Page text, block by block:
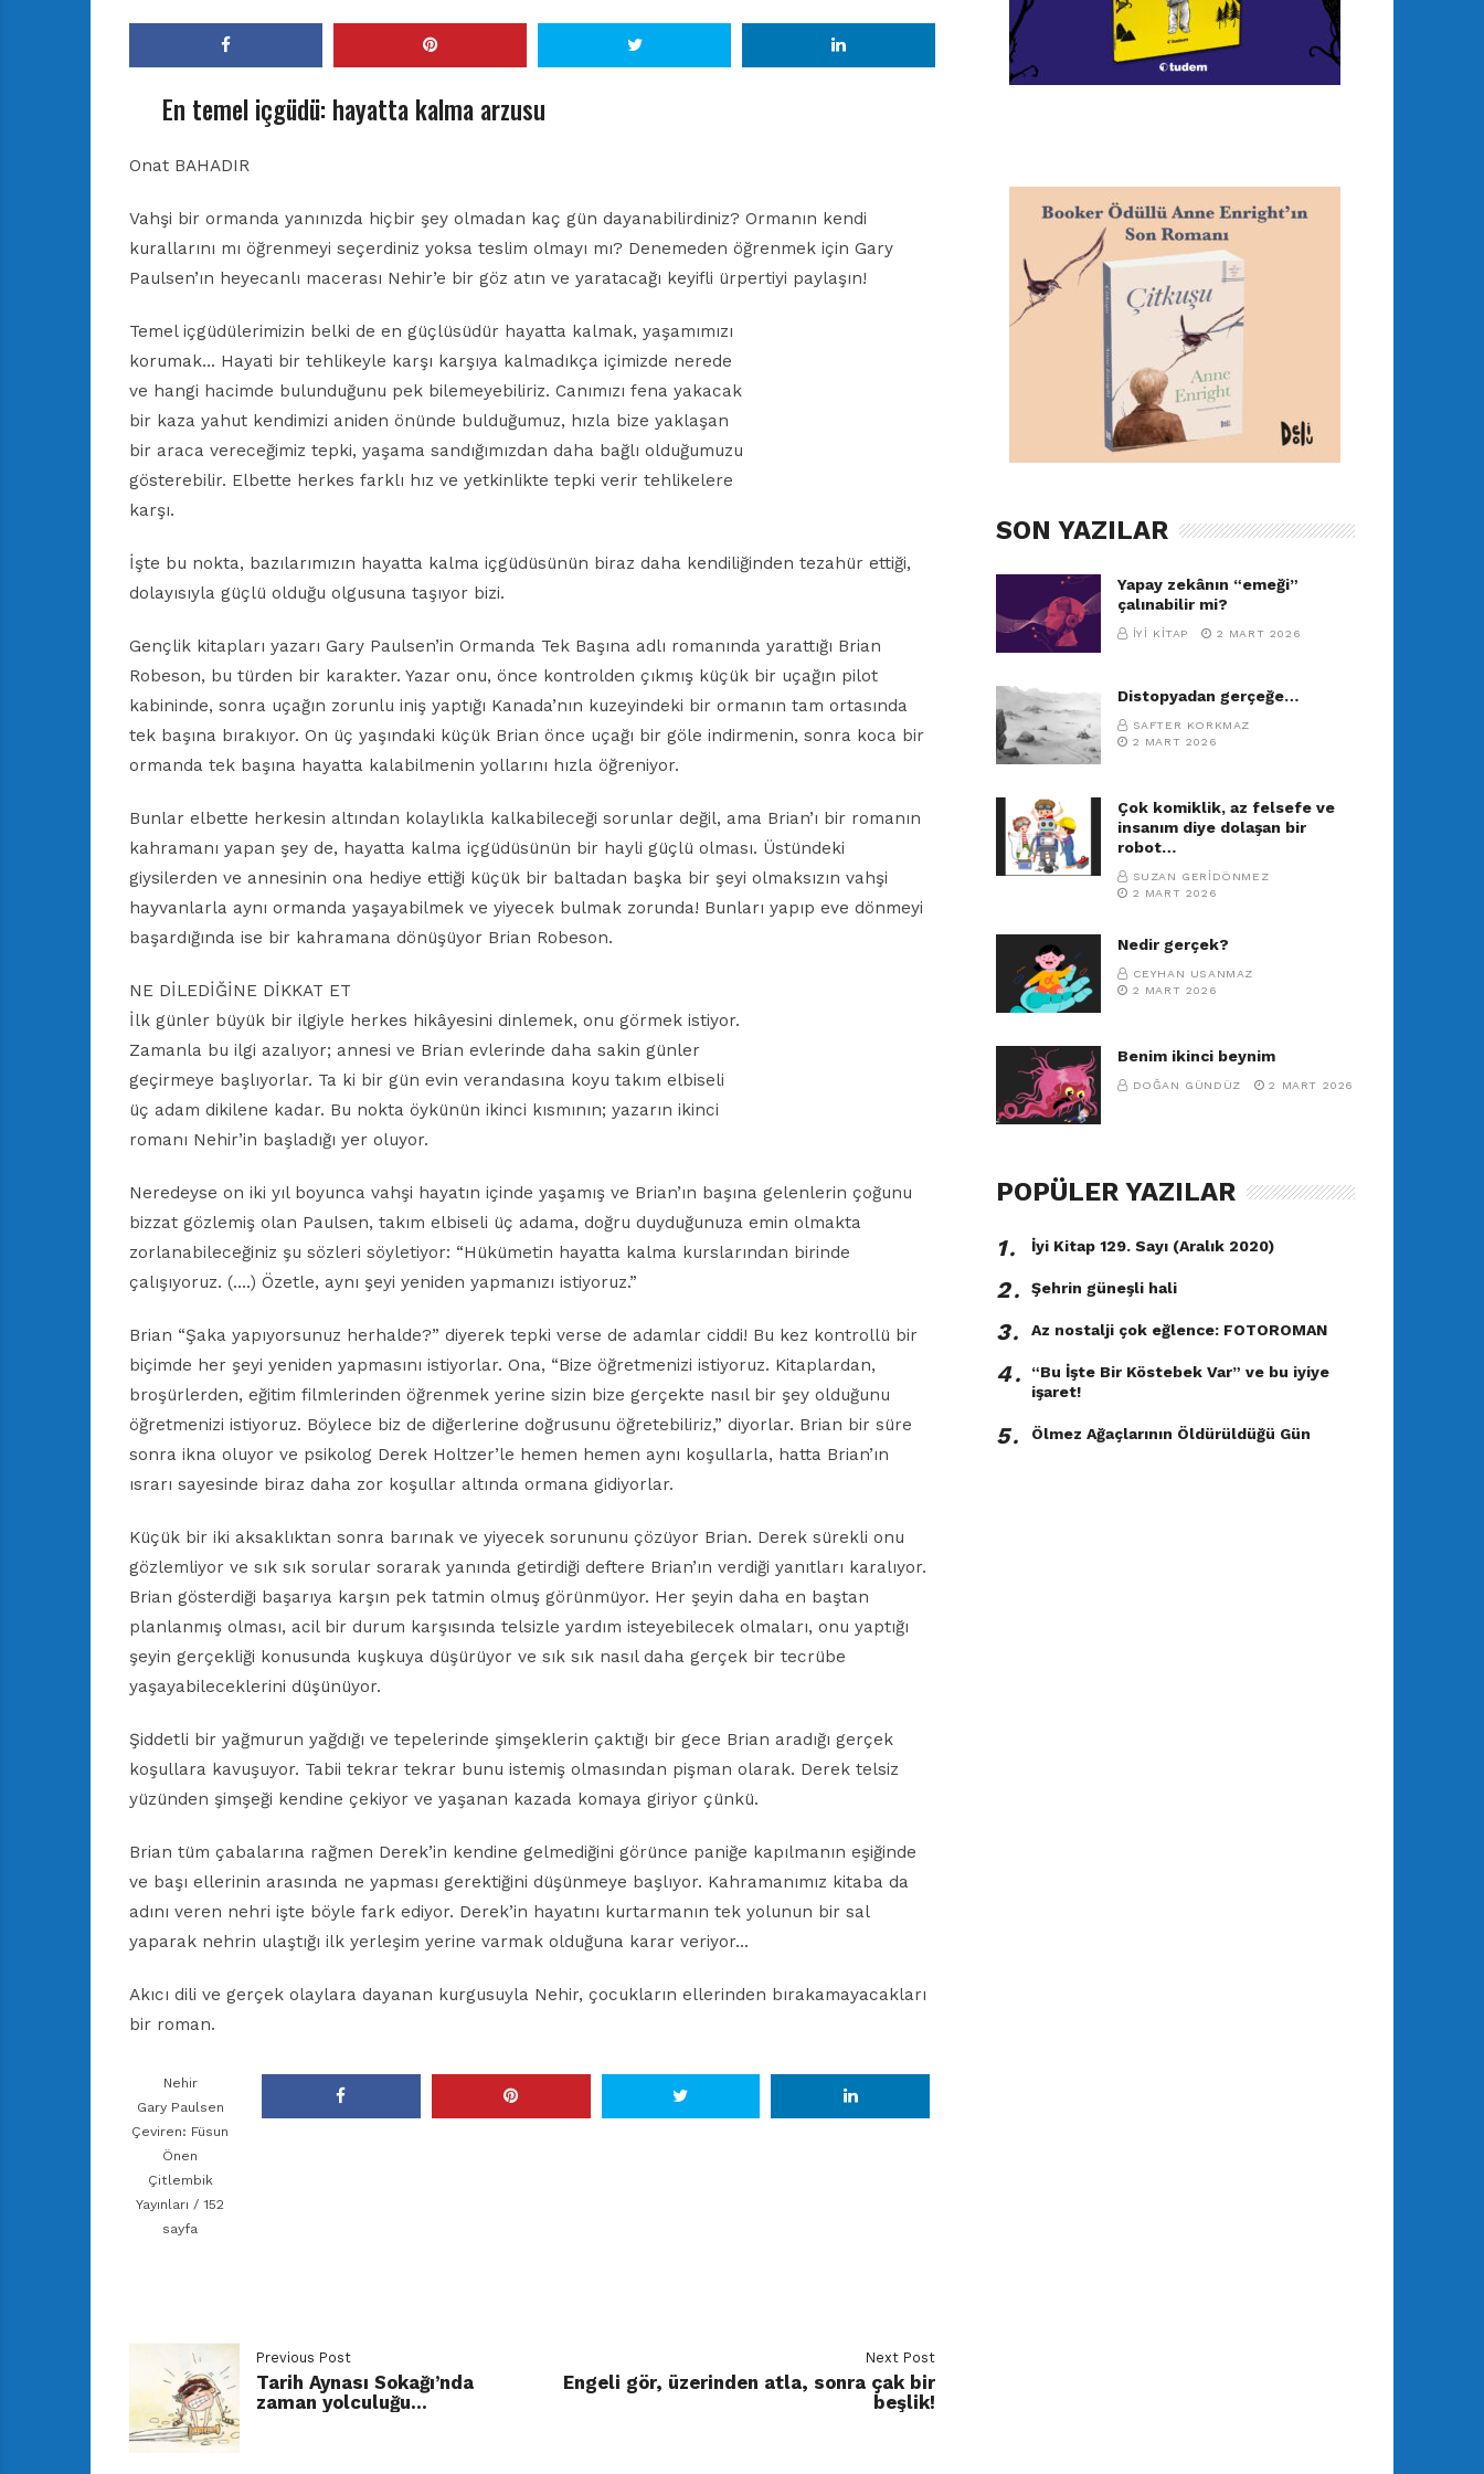
En temel içgüdü: hayatta kalma arzusu
Onat BAHADIR
Vahşi bir ormanda yanınızda hiçbir şey olmadan kaç gün dayanabilirdiniz? Ormanın kendi
kurallarını mı öğrenmeyi seçerdiniz yoksa teslim olmayı mı? Denemeden öğrenmek için Gary
Paulsen’ın heyecanlı macerası Nehir’e bir göz atın ve yaratacağı keyifli ürpertiyi paylaşın!
Temel içgüdülerimizin belki de en güçlüsüdür hayatta kalmak, yaşamımızı
korumak… Hayati bir tehlikeyle karşı karşıya kalmadıkça içimizde nerede
ve hangi hacimde bulunduğunu pek bilemeyebiliriz. Canımızı fena yakacak
bir kaza yahut kendimizi aniden önünde bulduğumuz, hızla bize yaklaşan
bir araca vereceğimiz tepki, yaşama sandığımızdan daha bağlı olduğumuzu
gösterebilir. Elbette herkes farklı hız ve yetkinlikte tepki verir tehlikelere
karşı.
İşte bu nokta, bazılarımızın hayatta kalma içgüdüsünün biraz daha kendiliğinden tezahür ettiği,
dolayısıyla güçlü olduğu olgusuna taşıyor bizi.
Gençlik kitapları yazarı Gary Paulsen’in Ormanda Tek Başına adlı romanında yarattığı Brian
Robeson, bu türden bir karakter. Yazar onu, önce kontrolden çıkmış küçük bir uçağın pilot
kabininde, sonra uçağın zorunlu iniş yaptığı Kanada’nın kuzeyindeki bir ormanın tam ortasında
tek başına bırakıyor. On üç yaşındaki küçük Brian önce uçağı bir göle indirmenin, sonra koca bir
ormanda tek başına hayatta kalabilmenin yollarını hızla öğreniyor.
Bunlar elbette herkesin altından kolaylıkla kalkabileceği sorunlar değil, ama Brian’ı bir romanın
kahramanı yapan şey de, hayatta kalma içgüdüsünün bir hayli güçlü olması. Üstündeki
giysilerden ve annesinin ona hediye ettiği küçük bir baltadan başka bir şeyi olmaksızın vahşi
hayvanlarla aynı ormanda yaşayabilmek ve yiyecek bulmak zorunda! Bunları yapıp eve dönmeyi
başardığında ise bir kahramana dönüşüyor Brian Robeson.
NE DİLEDİĞİNE DİKKAT ET
İlk günler büyük bir ilgiyle herkes hikâyesini dinlemek, onu görmek istiyor.
Zamanla bu ilgi azalıyor; annesi ve Brian evlerinde daha sakin günler
geçirmeye başlıyorlar. Ta ki bir gün evin verandasına koyu takım elbiseli
üç adam dikilene kadar. Bu nokta öykünün ikinci kısmının; yazarın ikinci
romanı Nehir’in başladığı yer oluyor.
Neredeyse on iki yıl boyunca vahşi hayatın içinde yaşamış ve Brian’ın başına gelenlerin çoğunu
bizzat gözlemiş olan Paulsen, takım elbiseli üç adama, doğru duyduğunuza emin olmakta
zorlanabileceğiniz şu sözleri söyletiyor: “Hükümetin hayatta kalma kurslarından birinde
çalışıyoruz. (….) Özetle, aynı şeyi yeniden yapmanızı istiyoruz.”
Brian “Şaka yapıyorsunuz herhalde?” diyerek tepki verse de adamlar ciddi! Bu kez kontrollü bir
biçimde her şeyi yeniden yapmasını istiyorlar. Ona, “Bize öğretmenizi istiyoruz. Kitaplardan,
broşürlerden, eğitim filmlerinden öğrenmek yerine sizin bize gerçekte nasıl bir şey olduğunu
öğretmenizi istiyoruz. Böylece biz de diğerlerine doğrusunu öğretebiliriz,” diyorlar. Brian bir süre
sonra ikna oluyor ve psikolog Derek Holtzer’le hemen hemen aynı koşullarla, hatta Brian’ın
ısrarı sayesinde biraz daha zor koşullar altında ormana gidiyorlar.
Küçük bir iki aksaklıktan sonra barınak ve yiyecek sorununu çözüyor Brian. Derek sürekli onu
gözlemliyor ve sık sık sorular sorarak yanında getirdiği deftere Brian’ın verdiği yanıtları karalıyor.
Brian gösterdiği başarıya karşın pek tatmin olmuş görünmüyor. Her şeyin daha en baştan
planlanmış olması, acil bir durum karşısında telsizle yardım isteyebilecek olmaları, onu yaptığı
şeyin gerçekliği konusunda kuşkuya düşürüyor ve sık sık nasıl daha gerçek bir tecrübe
yaşayabileceklerini düşünüyor.
Şiddetli bir yağmurun yağdığı ve tepelerinde şimşeklerin çaktığı bir gece Brian aradığı gerçek
koşullara kavuşuyor. Tabii tekrar tekrar bunu istemiş olmasından pişman olarak. Derek telsiz
yüzünden şimşeği kendine çekiyor ve yaşanan kazada komaya giriyor çünkü.
Brian tüm çabalarına rağmen Derek’in kendine gelmediğini görünce paniğe kapılmanın eşiğinde
ve başı ellerinin arasında ne yapması gerektiğini düşünmeye başlıyor. Kahramanımız kitaba da
adını veren nehri işte böyle fark ediyor. Derek’in hayatını kurtarmanın tek yolunun bir sal
yaparak nehrin ulaştığı ilk yerleşim yerine varmak olduğuna karar veriyor…
Akıcı dili ve gerçek olaylara dayanan kurgusuyla Nehir, çocukların ellerinden bırakamayacakları
bir roman.
Nehir
Gary Paulsen
Çeviren: Füsun
Önen
Çitlembik
Yayınları / 152
sayfa
Previous Post
Tarih Aynası Sokağı’nda
zaman yolculuğu…
Next Post
Engeli gör, üzerinden atla, sonra çak bir
beşlik!
SON YAZILAR
Yapay zekânın “emeği”
çalınabilir mi?
İYI KITAP 2 MART 2026
Distopyadan gerçeğe…
SAFTER KORKMAZ
2 MART 2026
Çok komiklik, az felsefe ve
insanım diye dolaşan bir
robot…
SUZAN GERIDÖNMEZ
2 MART 2026
Nedir gerçek?
CEYHAN USANMAZ
2 MART 2026
Benim ikinci beynim
DOĞAN GÜNDÜZ 2 MART 2026
POPÜLER YAZILAR
1․ İyi Kitap 129. Sayı (Aralık 2020)
2․ Şehrin güneşli hali
3․ Az nostalji çok eğlence: FOTOROMAN
4․
“Bu İşte Bir Köstebek Var” ve bu iyiye
işaret!
5․ Ölmez Ağaçlarının Öldürüldüğü Gün